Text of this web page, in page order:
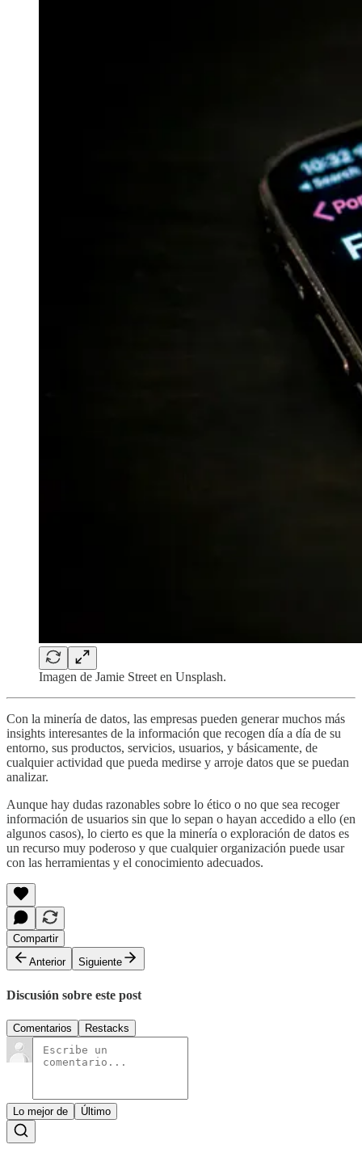
Imagen de Jamie Street en Unsplash.
Con la minería de datos, las empresas pueden generar muchos más
insights interesantes de la información que recogen día a día de su
entorno, sus productos, servicios, usuarios, y básicamente, de
cualquier actividad que pueda medirse y arroje datos que se puedan
analizar.
Aunque hay dudas razonables sobre lo ético o no que sea recoger
información de usuarios sin que lo sepan o hayan accedido a ello (en
algunos casos), lo cierto es que la minería o exploración de datos es
un recurso muy poderoso y que cualquier organización puede usar
con las herramientas y el conocimiento adecuados.
Compartir
Anterior
Siguiente
Discusión sobre este post
Comentarios Restacks
Lo mejor de Último